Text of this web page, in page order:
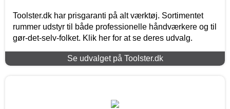
Toolster.dk har prisgaranti på alt værktøj. Sortimentet
rummer udstyr til både professionelle håndværkere og til
gør-det-selv-folket. Klik her for at se deres udvalg.
Se udvalget på Toolster.dk